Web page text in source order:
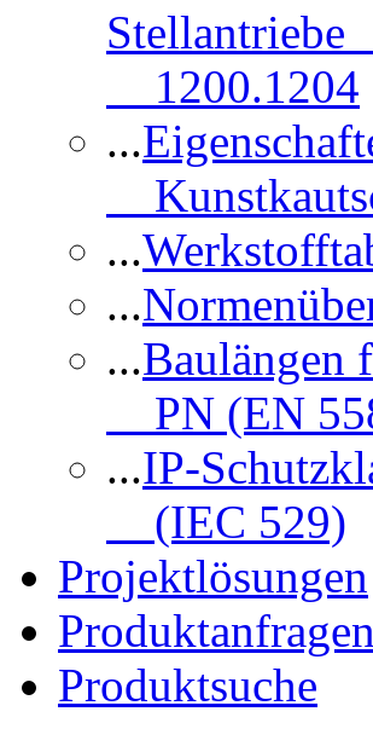
1200.1204
...
...
...
...
PN (EN
...IP-
(IEC 529)
Projektlösungen
Produktanfragen
Produktsuche